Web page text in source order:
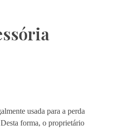
usada para a perda
forma, o proprietário